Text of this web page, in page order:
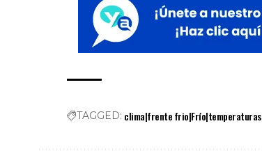
TAGGED: clima|frente frio|Frío|temperaturas